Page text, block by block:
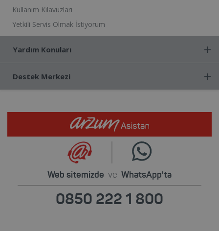
Kullanım Kılavuzları
Yetkili Servis Olmak İstiyorum
Yardım Konuları
Destek Merkezi
Web sitemizde ve WhatsApp'ta
0850 222 1 800